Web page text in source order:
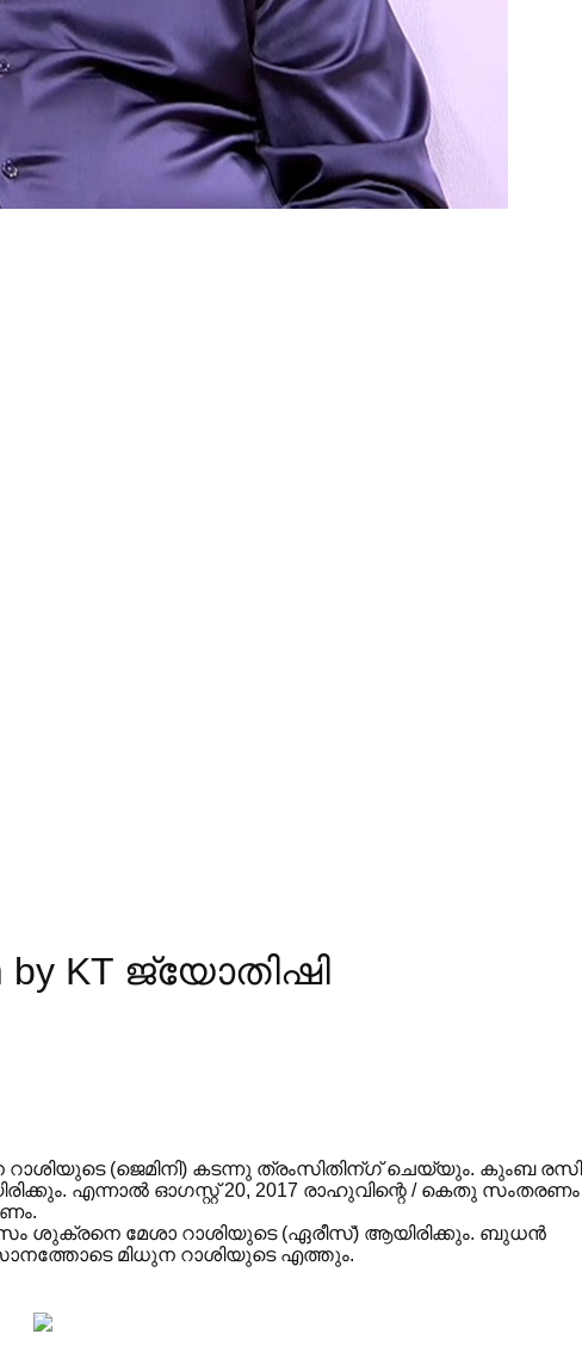
KT ജ്യോതിഷി
(ജെമിനി) കടന്നു ത്രംസിതിന്ഗ് ചെയ്യും. കുംബ രസി
എന്നാൽ ഓഗസ്റ്റ് 20, 2017 രാഹുവിന്റെ / കെതു സംതരണം
ശുക്രനെ മേശാ റാശിയുടെ (ഏരീസ്) ആയിരിക്കും. ബുധൻ
മിധുന റാശിയുടെ എത്തും.